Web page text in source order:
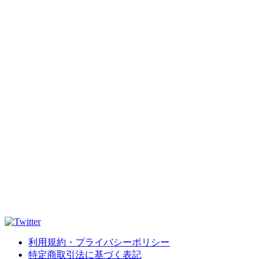
利用規約・プライバシーポリシー
特定商取引法に基づく表記